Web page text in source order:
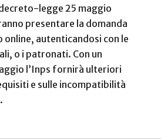
legge 25 maggio
presentare la domanda
autenticandosi con le
o i patronati. Con un
l’Inps fornirà ulteriori
e sulle incompatibilità